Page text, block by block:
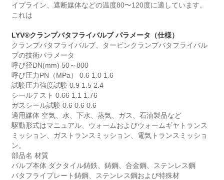
イプライン、遮断媒体などの温度80〜120度に適しています。
これは
LYV®クランプバタフライバルブ パラメータ（仕様）
クランプバタフライバルブ、タービンクランプバタフライバル
ブの技術パラメータ
呼び径DN(mm) 50～800
呼び圧力PN（MPa） 0.6 1.0 1.6
試験圧力強度試験 0.9 1.5 2.4
シールテスト 0.66 1.1 1.76
ガスシール試験 0.6 0.6 0.6
適用媒体 空気、水、下水、蒸気、ガス、石油製品など
駆動形式はマニュアル、ウォームおよびウォームギヤトランス
ミッション、ガストランスミッション、電気トランスミッショ
ン。
部品名 材質
バルブ本体 ダクタイル鋳鉄、鋳鋼、合金鋼、ステンレス鋼
バタフライプレート鋳鋼、ステンレス鋼および特殊材